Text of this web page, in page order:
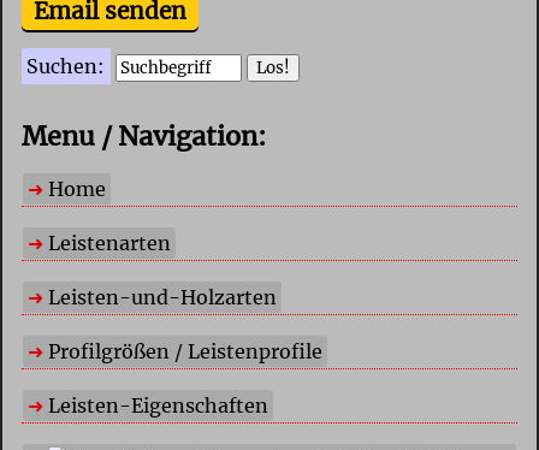
Email senden
Suchen:
Menu / Navigation:
Home
Leistenarten
Leisten-und-Holzarten
Profilgrößen / Leistenprofile
Leisten-Eigenschaften